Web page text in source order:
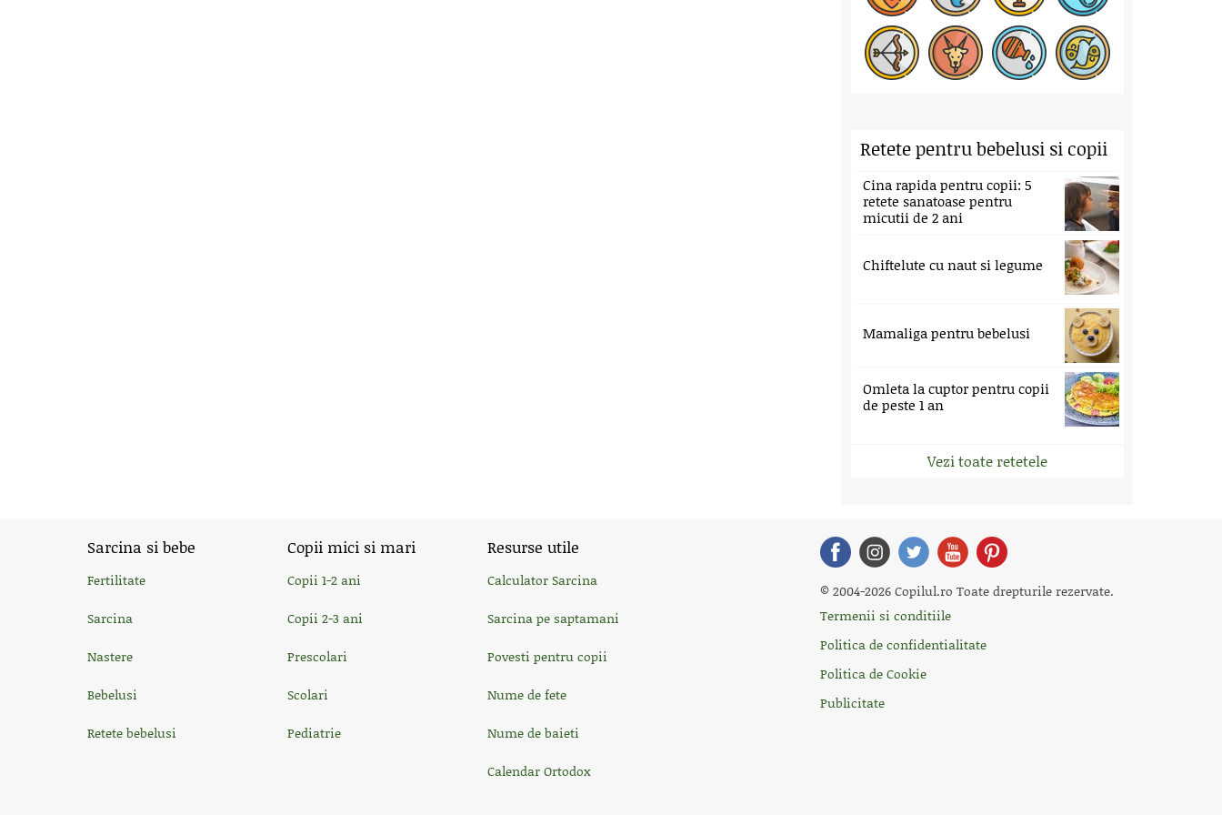
Retete pentru bebelusi si copii
Cina rapida pentru copii: 5
retete sanatoase pentru
micutii de 2 ani
Chiftelute cu naut si legume
Mamaliga pentru bebelusi
Omleta la cuptor pentru copii
de peste 1 an
Vezi toate retetele
Sarcina si bebe
Fertilitate
Sarcina
Nastere
Bebelusi
Retete bebelusi
Copii mici si mari
Copii 1-2 ani
Copii 2-3 ani
Prescolari
Scolari
Pediatrie
Resurse utile
Calculator Sarcina
Sarcina pe saptamani
Povesti pentru copii
Nume de fete
Nume de baieti
Calendar Ortodox
© 2004-2026 Copilul.ro Toate drepturile rezervate.
Termenii si conditiile
Politica de confidentialitate
Politica de Cookie
Publicitate